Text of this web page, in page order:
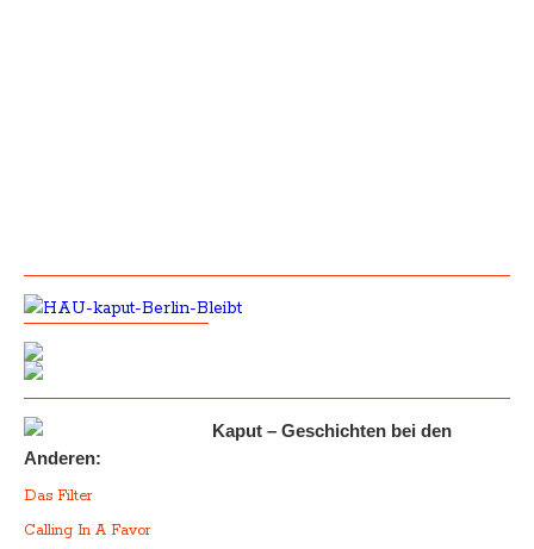
Kaput – Geschichten bei den
Anderen:
Das Filter
Calling In A Favor